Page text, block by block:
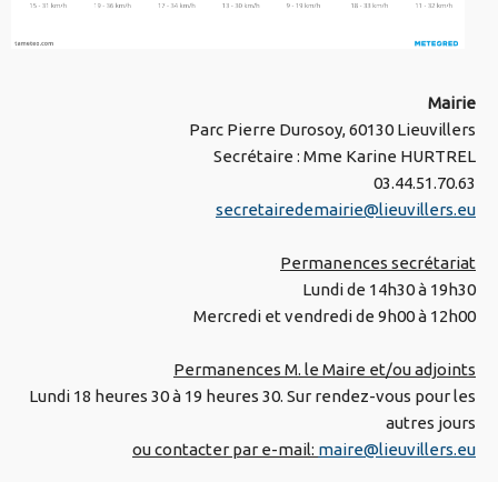
Mairie
Parc Pierre Durosoy, 60130 Lieuvillers
Secrétaire : Mme Karine HURTREL
03.44.51.70.63
secretairedemairie@lieuvillers.eu
Permanences secrétariat
Lundi de 14h30 à 19h30
Mercredi et vendredi de 9h00 à 12h00
Permanences M. le Maire et/ou adjoints
Lundi 18 heures 30 à 19 heures 30. Sur rendez-vous pour les
autres jours
ou contacter par e-mail: maire@lieuvillers.eu